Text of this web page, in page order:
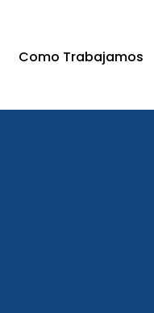
Como Trabajamos